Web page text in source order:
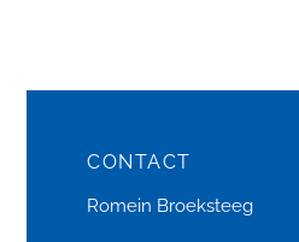
CONTACT
Romein Broeksteeg